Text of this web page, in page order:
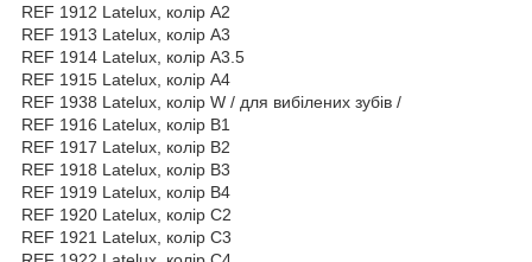
REF 1912 Latelux, колір А2
REF 1913 Latelux, колір А3
REF 1914 Latelux, колір А3.5
REF 1915 Latelux, колір А4
REF 1938 Latelux, колір W / для вибілених зубів /
REF 1916 Latelux, колір В1
REF 1917 Latelux, колір В2
REF 1918 Latelux, колір В3
REF 1919 Latelux, колір В4
REF 1920 Latelux, колір С2
REF 1921 Latelux, колір С3